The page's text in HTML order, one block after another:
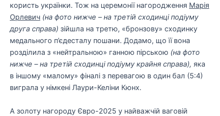
користь українки. Тож на церемонії нагородження Марія
Орлевич (на фото нижче – на третій сходинці подіуму
друга справа) зійшла на третю, «бронзову» сходинку
медального п’єдесталу пошани. Додамо, що її вона
розділила з «нейтральною» ганною пірською (на фото
нижче – на третій сходинці подіуму крайня справа), яка
в іншому «малому» фіналі з перевагою в один бал (5:4)
виграла у німкені Лаури-Келіни Кюнх.
А золоту нагороду Євро-2025 у найважчій ваговій